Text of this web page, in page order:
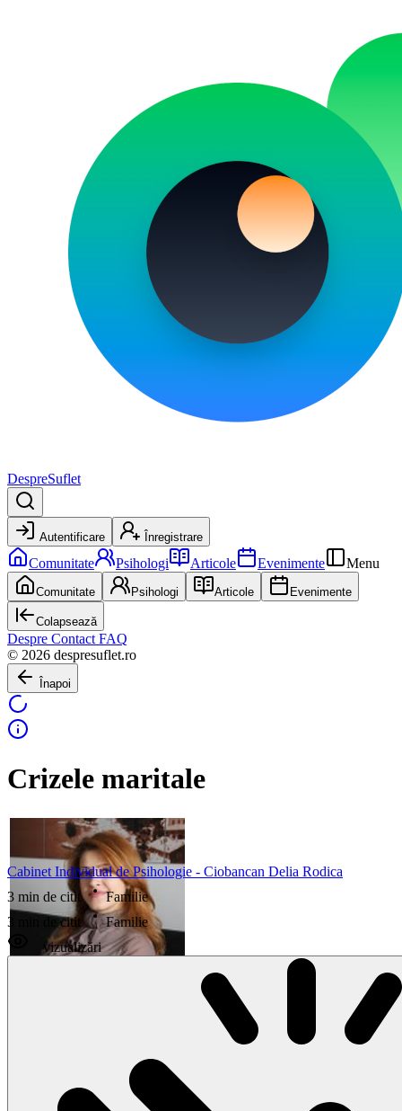
DespreSuflet
Autentificare Înregistrare
Comunitate Psihologi Articole Evenimente Menu
Comunitate Psihologi Articole Evenimente
Colapsează
Despre Contact FAQ
© 2026 despresuflet.ro
Înapoi
Crizele maritale
Cabinet Individual de Psihologie - Ciobancan Delia Rodica
3 min de citit
Familie
3 min de citit
Familie
vizualizări